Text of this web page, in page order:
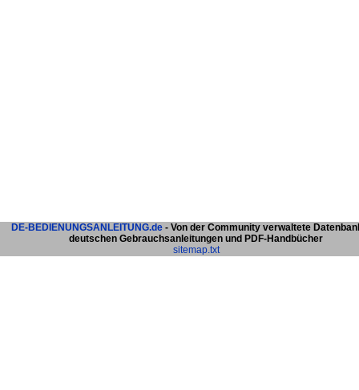
DE-BEDIENUNGSANLEITUNG.de - Von der Community verwaltete
deutschen Gebrauchsanleitungen und PDF-Handbücher
sitemap.txt